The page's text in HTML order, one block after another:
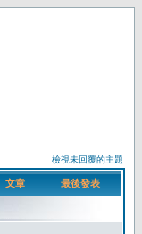
檢視未回覆的主題
文章 最後發表